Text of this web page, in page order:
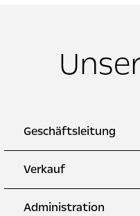
Geschäftsleitung
Verkauf
Administration